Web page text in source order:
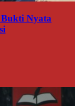
Nyata